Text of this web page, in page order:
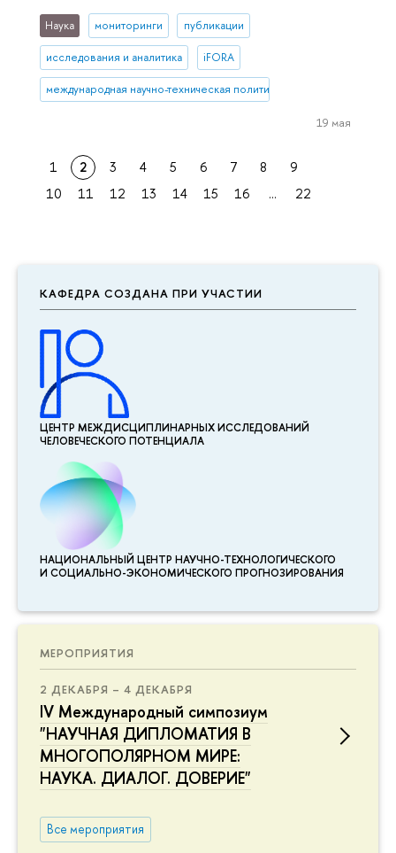
КАФЕДРА СОЗДАНА ПРИ УЧАСТИИ
ЦЕНТР МЕЖДИСЦИПЛИНАР­НЫХ ИССЛЕДОВАНИЙ
ЧЕЛОВЕЧЕСКОГО ПОТЕНЦИАЛА
НАЦИОНАЛЬНЫЙ ЦЕНТР НАУЧНО-ТЕХНОЛОГИЧЕСКОГО
И СОЦИАЛЬНО-ЭКОНОМИЧЕСКОГО ПРОГНОЗИРОВАНИЯ
МЕРОПРИЯТИЯ
2 ДЕКАБРЯ – 4 ДЕКАБРЯ
IV Международный симпозиум
"НАУЧНАЯ ДИПЛОМАТИЯ В
МНОГОПОЛЯРНОМ МИРЕ:
НАУКА. ДИАЛОГ. ДОВЕРИЕ"
Все мероприятия
Наука мониторинги публикации
исследования и аналитика iFORA
международная научно-техническая политика
19 мая
1 2 3 4 5 6 7 8
9
10
11 12 13 14 15 16 ... 22